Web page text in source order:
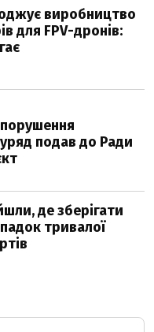
виробництво
для FPV-дронів:
подав до Ради
де зберігати
тривалої